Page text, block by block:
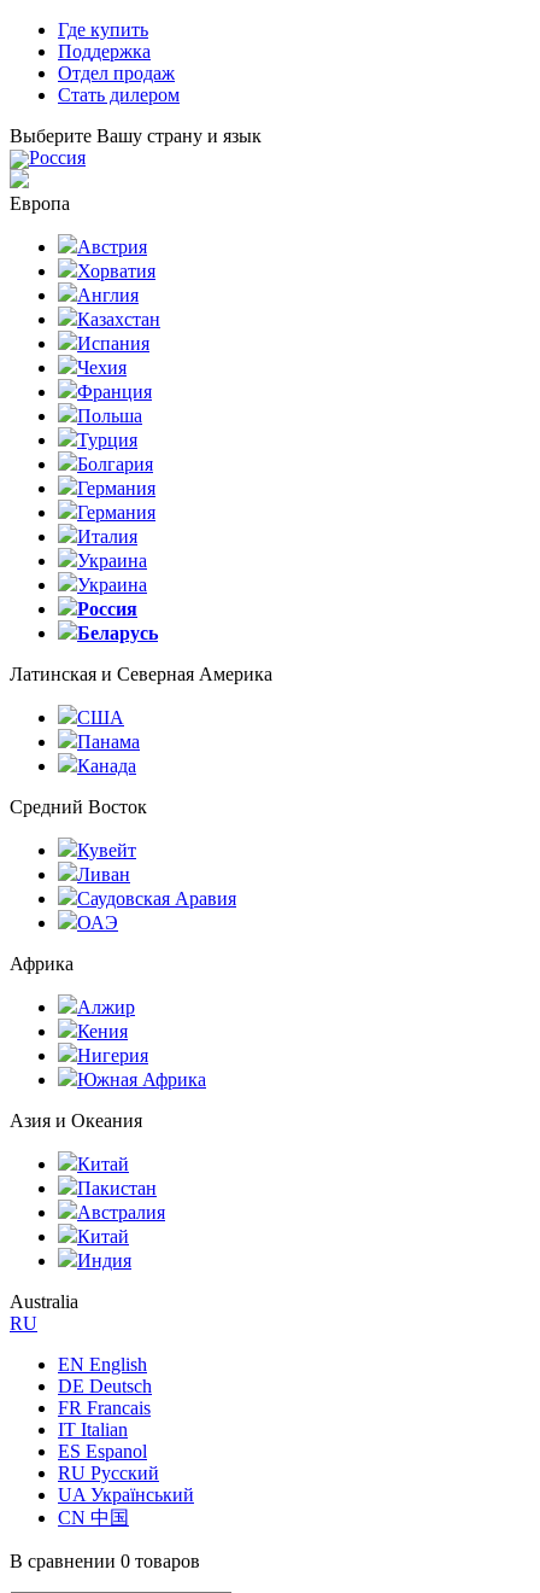
Где купить
Поддержка
Отдел продаж
Стать дилером
Выберите Вашу страну и язык
Россия
Европа
Австрия
Хорватия
Англия
Казахстан
Испания
Чехия
Франция
Польша
Турция
Болгария
Германия
Германия
Италия
Украина
Украина
Россия
Беларусь
Латинская и Северная Америка
США
Панама
Канада
Средний Восток
Кувейт
Ливан
Саудовская Аравия
ОАЭ
Африка
Алжир
Кения
Нигерия
Южная Африка
Азия и Океания
Китай
Пакистан
Австралия
Китай
Индия
Australia
RU
EN English
DE Deutsch
FR Francais
IT Italian
ES Espanol
RU Русский
UA Український
CN 中国
В сравнении 0 товаров